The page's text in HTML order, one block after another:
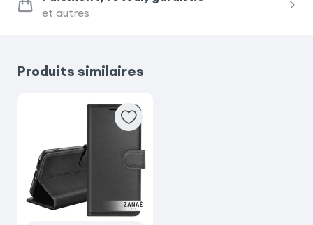
Samsung Galaxy A32 4G
iPhone SE 2022
et autres
Produits similaires